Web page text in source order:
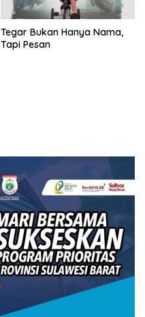
Tegar Bukan Hanya Nama,
Tapi Pesan